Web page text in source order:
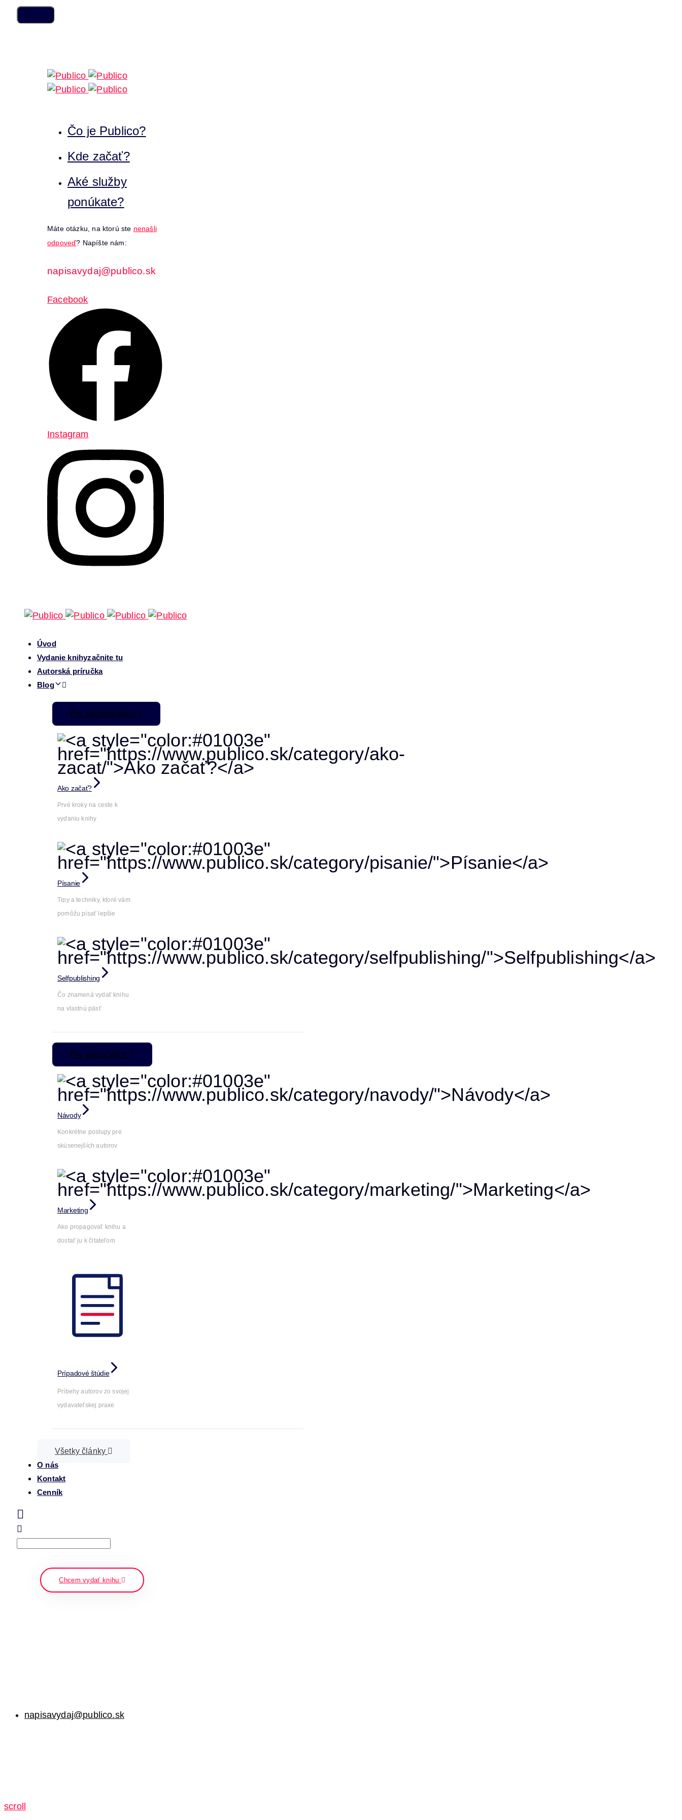
Skip
links
Skip
Čo je Publico?
Kde začať?
Aké služby
ponúkate?
Máte otázku, na ktorú ste nenašli
odpoveď? Napíšte nám:
napisavydaj@publico.sk
Facebook
Instagram
Úvod
Vydanie knihyzačnite tu
Autorská príručka
Blog
Pre začiatočníkov
Ako začať?
Prvé kroky na ceste k
vydaniu knihy
Písanie
Tipy a techniky, ktoré vám
pomôžu písať lepšie
Selfpublishing
Čo znamená vydať knihu
na vlastnú päsť
Pre pokročilých
Návody
Konkrétne postupy pre
skúsenejších autorov
Marketing
Ako propagovať knihu a
dostať ju k čitateľom
Prípadové štúdie
Príbehy autorov zo svojej
vydavateľskej praxe
Všetky články
O nás
Kontakt
Cenník
Search
Chcem vydať knihu
napisavydaj@publico.sk
scroll